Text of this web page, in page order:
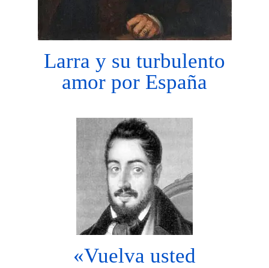
Larra y su turbulento
amor por España
«Vuelva usted